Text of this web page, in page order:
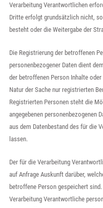
Verarbeitung Verantwortlichen
Dritte erfolgt grundsätzlich nicht,
besteht oder die Weitergabe der
Die Registrierung der betroffenen
personenbezogener Daten dient
der betroffenen Person Inhalte
Natur der Sache nur registrierten
Registrierten Personen steht die
angegebenen personenbezogenen
aus dem Datenbestand des für die
lassen.
Der für die Verarbeitung
auf Anfrage Auskunft darüber,
betroffene Person gespeichert
Verarbeitung Verantwortliche